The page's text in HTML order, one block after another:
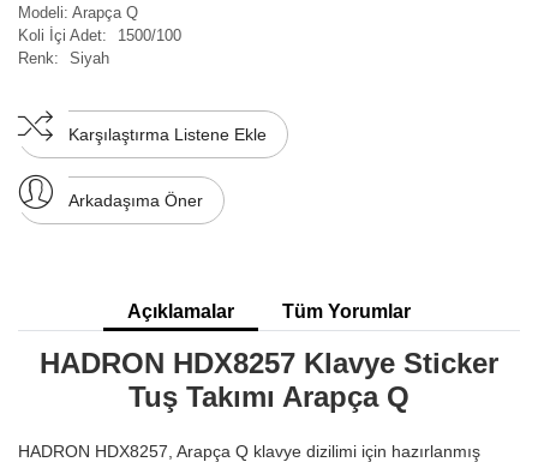
Modeli: Arapça Q
Koli İçi Adet:
1500/100
Renk:
Siyah
Karşılaştırma Listene Ekle
Arkadaşıma Öner
Açıklamalar Tüm Yorumlar
HADRON HDX8257 Klavye Sticker
Tuş Takımı Arapça Q
HADRON HDX8257, Arapça Q klavye dizilimi için hazırlanmış